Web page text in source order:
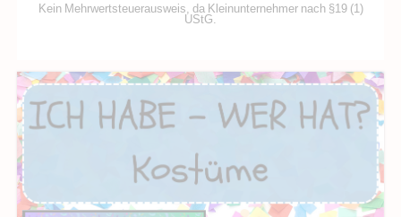
Kein Mehrwertsteuerausweis, da Kleinunternehmer nach §19 (1)
UStG.